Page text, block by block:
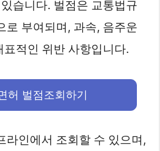
습니다. 벌점은 교통법규
로 부여되며, 과속, 음주운
적인 위반 사항입니다.
허 벌점조회하기
라인에서 조회할 수 있으며,